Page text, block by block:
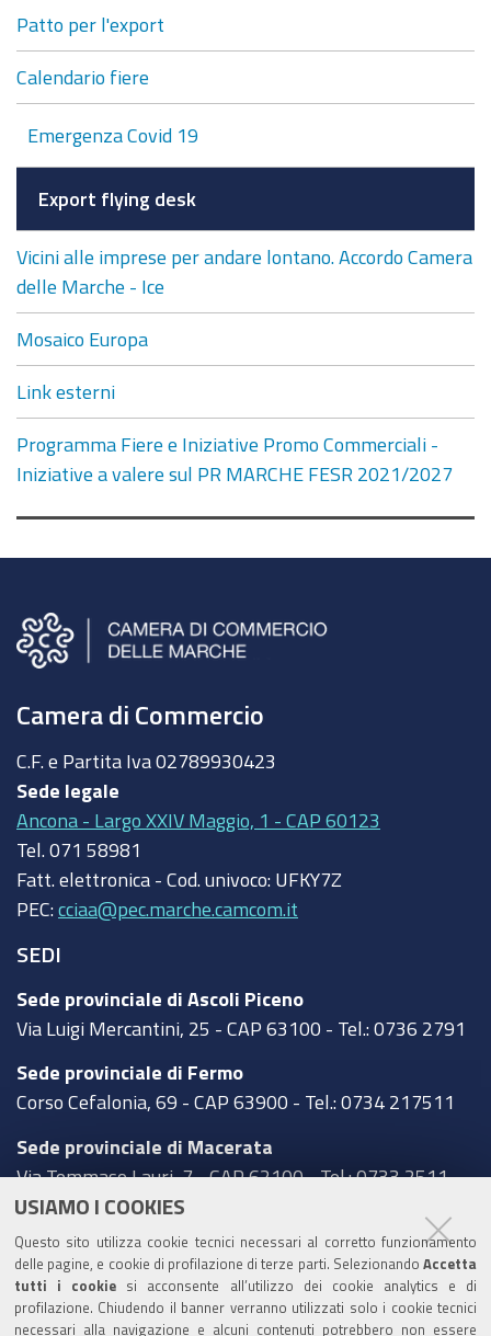
USIAMO I COOKIES
Questo sito utilizza cookie tecnici necessari al corretto funzionamento
delle pagine, e cookie di profilazione di terze parti. Selezionando Accetta
tutti i cookie si acconsente all’utilizzo dei cookie analytics e di
profilazione. Chiudendo il banner verranno utilizzati solo i cookie tecnici
necessari alla navigazione e alcuni contenuti potrebbero non essere
Patto per l'export
Calendario fiere
Emergenza Covid 19
Export flying desk
Vicini alle imprese per andare lontano. Accordo Camera
delle Marche - Ice
Mosaico Europa
Link esterni
Programma Fiere e Iniziative Promo Commerciali -
Iniziative a valere sul PR MARCHE FESR 2021/2027
Camera di Commercio
C.F. e Partita Iva 02789930423
Sede legale
Ancona - Largo XXIV Maggio, 1 - CAP 60123
Tel. 071 58981
Fatt. elettronica - Cod. univoco: UFKY7Z
PEC: cciaa@pec.marche.camcom.it
SEDI
Sede provinciale di Ascoli Piceno
Via Luigi Mercantini, 25 - CAP 63100 - Tel.: 0736 2791
Sede provinciale di Fermo
Corso Cefalonia, 69 - CAP 63900 - Tel.: 0734 217511
Sede provinciale di Macerata
Via Tommaso Lauri, 7 - CAP 62100 - Tel.: 0733 2511
Sede provinciale di Pesaro Urbino
Corso XI Settembre, 116 - CAP 61121 - Tel.: 0721
3571
TRASPARENZA